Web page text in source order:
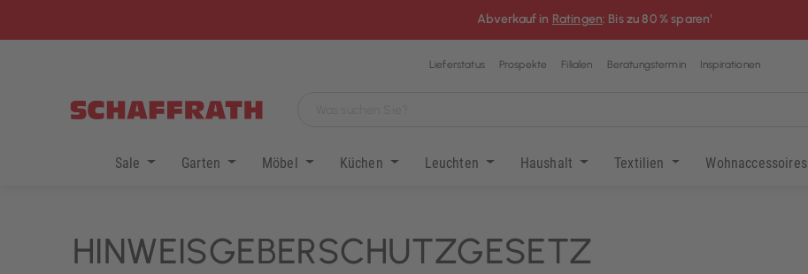
Abverkauf in Ratingen: Bis zu 80 % sparen¹
Lieferstatus Prospekte Filialen Beratungstermin Inspirationen
Sale Garten Möbel Küchen Leuchten Haushalt Textilien Wohnaccessoires
HINWEISGEBERSCHUTZGESETZ